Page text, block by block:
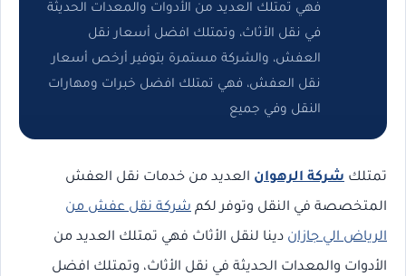
فهي تمتلك العديد من الأدوات والمعدات الحديثة
في نقل الأثاث، وتمتلك افضل أسعار نقل
العفش، والشركة مستمرة بتوفير أرخص أسعار
نقل العفش، فهي تمتلك افضل خبرات ومهارات
النقل وفي جميع
تمتلك شركة الرهوان العديد من خدمات نقل العفش
المتخصصة في النقل وتوفر لكم شركة نقل عفش من
الرياض الي جازان دينا لنقل الأثاث فهي تمتلك العديد من
الأدوات والمعدات الحديثة في نقل الأثاث، وتمتلك افضل